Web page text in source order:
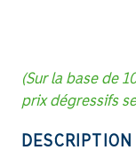
(Sur la base de
prix dégressifs
DESCRIPTION